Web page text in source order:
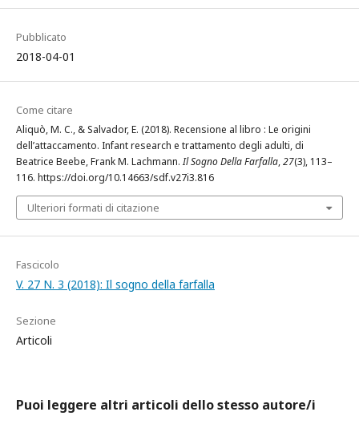
Pubblicato
2018-04-01
Come citare
Aliquò, M. C., & Salvador, E. (2018). Recensione al libro : Le origini
dell’attaccamento. Infant research e trattamento degli adulti, di
Beatrice Beebe, Frank M. Lachmann.Il Sogno Della Farfalla,27(3), 113–
116. https://doi.org/10.14663/sdf.v27i3.816
Ulteriori formati di citazione
Fascicolo
V. 27 N. 3 (2018): Il sogno della farfalla
Sezione
Articoli
Puoi leggere altri articoli dello stesso autore/i